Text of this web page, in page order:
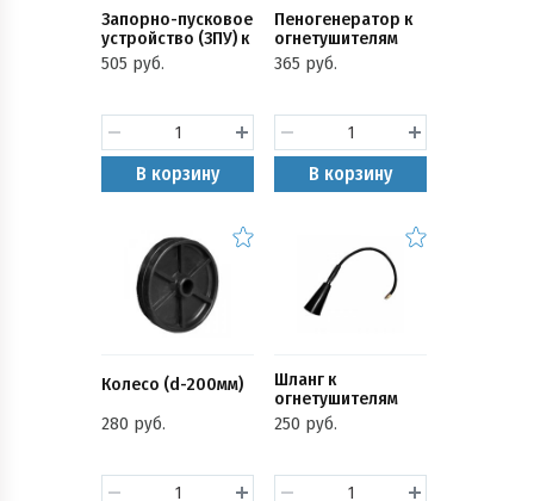
Запорно-пусковое
устройство (ЗПУ) к
огнетушителям
(ОП-35,70)
505 руб.
В корзину
Пеногенератор к
огнетушителям
(ОВП-40,80)
365 руб.
В корзину
Колесо (d-200мм)
280 руб.
Шланг к
огнетушителям
(ОУ-5,7)
250 руб.